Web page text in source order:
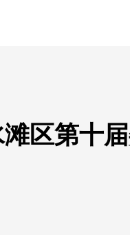
区第十